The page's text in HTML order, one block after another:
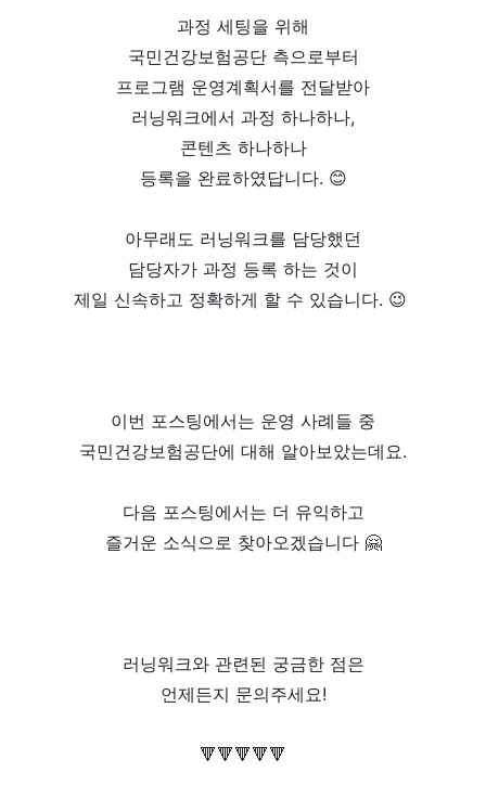
과정 세팅을 위해
국민건강보험공단 측으로부터
프로그램 운영계획서를 전달받아
러닝워크에서 과정 하나하나,
콘텐츠 하나하나
등록을 완료하였답니다. 😊
아무래도 러닝워크를 담당했던
담당자가 과정 등록 하는 것이
제일 신속하고 정확하게 할 수 있습니다. 😉
이번 포스팅에서는 운영 사례들 중
국민건강보험공단에 대해 알아보았는데요.
다음 포스팅에서는 더 유익하고
즐거운 소식으로 찾아오겠습니다 🤗
러닝워크와 관련된 궁금한 점은
언제든지 문의주세요!
🔻🔻🔻🔻🔻